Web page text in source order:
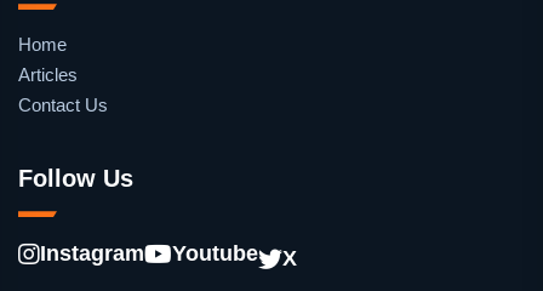
Home
Articles
Contact Us
Follow Us
Instagram Youtube X